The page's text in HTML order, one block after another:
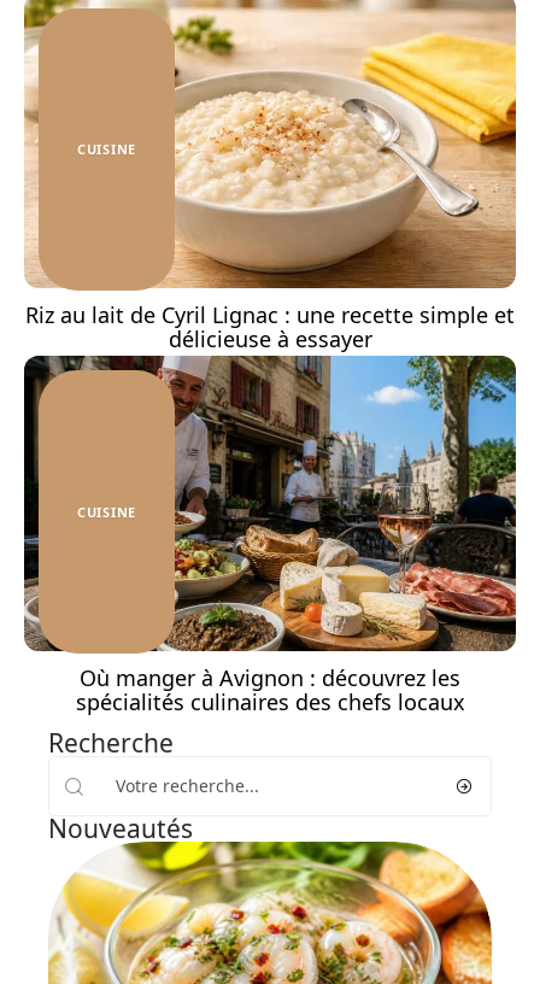
CUISINE
Riz au lait de Cyril Lignac : une recette simple et
délicieuse à essayer
CUISINE
Où manger à Avignon : découvrez les
spécialités culinaires des chefs locaux
Recherche
Nouveautés